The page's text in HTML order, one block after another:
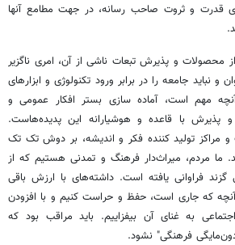
قدرت و ثروت صاحب رسانه، در جهت مطامع آنها
محصولات و پذیرش تبعات ناشی از آن، امری ناگزیر
نباید جامعه را در برابر ورود تکنولوژی و ابزارهای
مهم است، آماده سازی بستر افکار عمومی و
پذیرش با قاعده و هوشیارانه این پدیده‌هاست.
و مراکز تولید کننده فکر و اندیشه، بر دوش تک تک
ما مردم، میراث‌دار فرهنگ و تمدنی هستیم که از
گزند فراوانی یافته است. داشته‌های با ارزش باقی
آنچه که جاری است، حفظ و حراست کنیم و با افزودن
به غنای آن بیفزاییم. باید مراقب بود که
فرهنگی" نشود.